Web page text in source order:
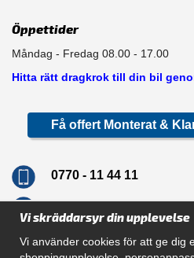
Öppettider
Måndag - Fredag 08.00 - 17.00
Hitta rätt dragkrok till din bil
Få offert Monterat &
0770 - 11 44 11
Vi skräddarsyr din upplevelse
Vi använder cookies för att ge dig